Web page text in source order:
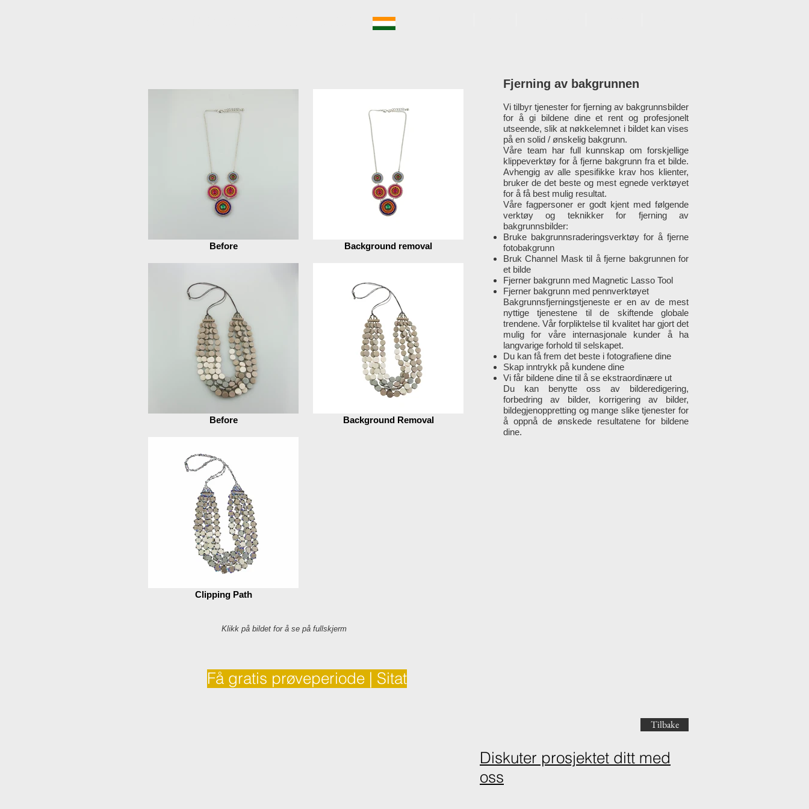
Before Background removal
Before Background Removal
Clipping Path
Klikk på bildet for å se på fullskjerm
Få gratis prøveperiode | Sitat
Fjerning av bakgrunnen
Vi tilbyr tjenester for fjerning av bakgrunnsbilder
for å gi bildene dine et rent og profesjonelt
utseende, slik at nøkkelemnet i bildet kan vises
på en solid / ønskelig bakgrunn.
Våre team har full kunnskap om forskjellige
klippeverktøy for å fjerne bakgrunn fra et bilde.
Avhengig av alle spesifikke krav hos klienter,
bruker de det beste og mest egnede verktøyet
for å få best mulig resultat.
Våre fagpersoner er godt kjent med følgende
verktøy og teknikker for fjerning av
bakgrunnsbilder:
Bruke bakgrunnsraderingsverktøy for å fjerne
fotobakgrunn
Bruk Channel Mask til å fjerne bakgrunnen for
et bilde
Fjerner bakgrunn med Magnetic Lasso Tool
Fjerner bakgrunn med pennverktøyet
Bakgrunnsfjerningstjeneste er en av de mest
nyttige tjenestene til de skiftende globale
trendene. Vår forpliktelse til kvalitet har gjort det
mulig for våre internasjonale kunder å ha
langvarige forhold til selskapet.
Du kan få frem det beste i fotografiene dine
Skap inntrykk på kundene dine
Vi får bildene dine til å se ekstraordinære ut
Du kan benytte oss av bilderedigering,
forbedring av bilder, korrigering av bilder,
bildegjenoppretting og mange slike tjenester for
å oppnå de ønskede resultatene for bildene
dine.
Tilbake
Diskuter prosjektet ditt med
oss